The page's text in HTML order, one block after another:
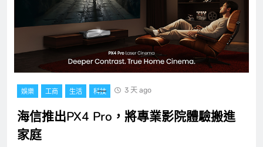
娛樂 工商 生活 科技 3 天 ago
海信推出PX4 Pro，將專業影院體驗搬進
家庭